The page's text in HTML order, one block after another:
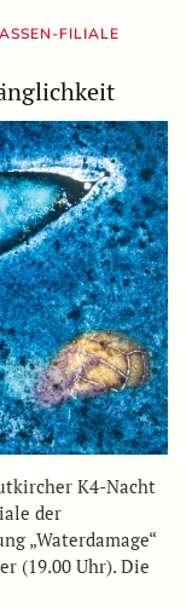
FILIALE
K4-Nacht
der
„Waterdamage“
(19.00 Uhr). Die